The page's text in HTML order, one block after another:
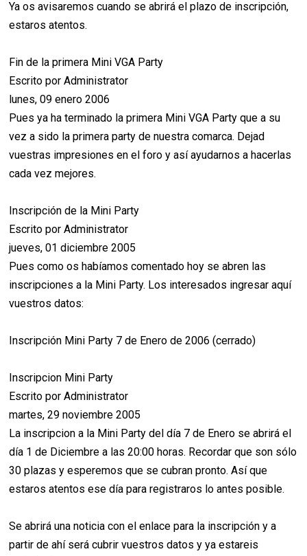
Ya os avisaremos cuando se abrirá el plazo de inscripción,
estaros atentos.
Fin de la primera Mini VGA Party
Escrito por Administrator
lunes, 09 enero 2006
Pues ya ha terminado la primera Mini VGA Party que a su
vez a sido la primera party de nuestra comarca. Dejad
vuestras impresiones en el foro y así ayudarnos a hacerlas
cada vez mejores.
Inscripción de la Mini Party
Escrito por Administrator
jueves, 01 diciembre 2005
Pues como os habíamos comentado hoy se abren las
inscripciones a la Mini Party. Los interesados ingresar aquí
vuestros datos:
Inscripción Mini Party 7 de Enero de 2006 (cerrado)
Inscripcion Mini Party
Escrito por Administrator
martes, 29 noviembre 2005
La inscripcion a la Mini Party del día 7 de Enero se abrirá el
día 1 de Diciembre a las 20:00 horas. Recordar que son sólo
30 plazas y esperemos que se cubran pronto. Así que
estaros atentos ese día para registraros lo antes posible.
Se abrirá una noticia con el enlace para la inscripción y a
partir de ahí será cubrir vuestros datos y ya estareis